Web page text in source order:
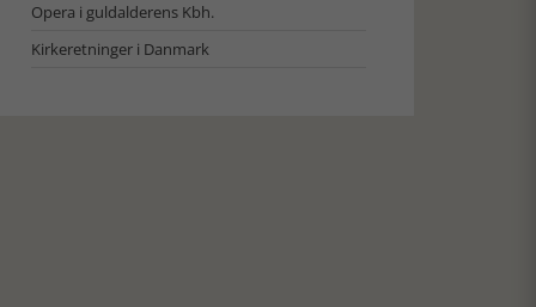
Opera i guldalderens Kbh.
Kirkeretninger i Danmark